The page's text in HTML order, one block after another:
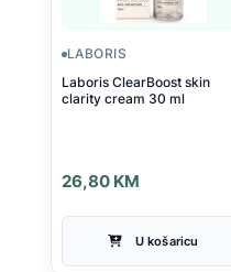
LABORIS
Laboris ClearBoost skin
clarity cream 30 ml
26,80 KM
U košaricu